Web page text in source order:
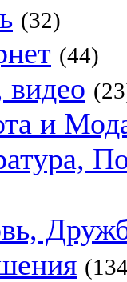
(32)
(44)
и